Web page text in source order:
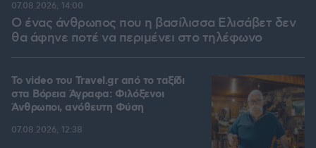
Ο ένας άνθρωπος που η βασίλισσα Ελισάβετ δεν
θα άφηνε ποτέ να περιμένει στο τηλέφωνο
07.08.2026, 14:00
To video του Travel.gr από το ταξίδι
στα Βόρεια Άγραφα: Φιλόξενοι
Άνθρωποι, ανόθευτη Φύση
07.08.2026, 12:38